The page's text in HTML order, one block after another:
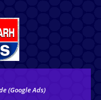
(Google Ads)